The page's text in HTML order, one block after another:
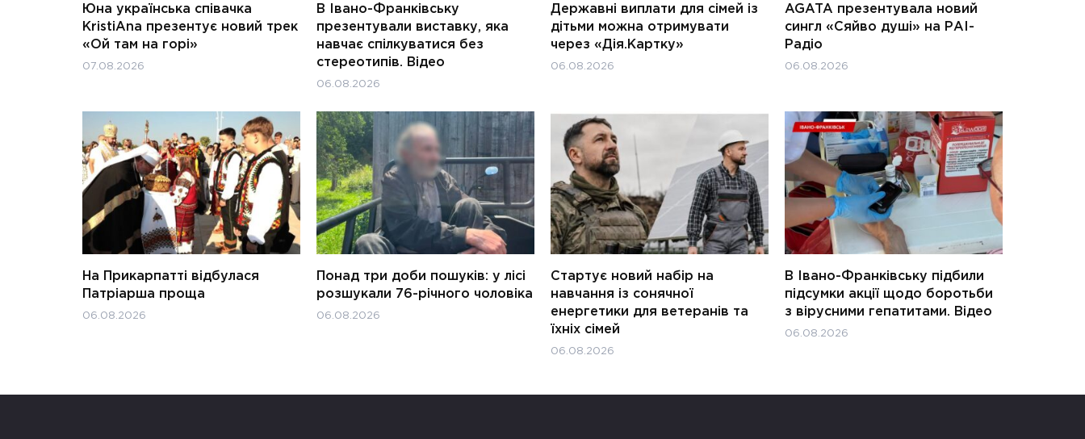
Юна українська співачка
KristiAna презентує новий трек
«Ой там на горі»
07.08.2026
В Івано-Франківську
презентували виставку, яка
навчає спілкуватися без
стереотипів. Відео
06.08.2026
Державні виплати для сімей із
дітьми можна отримувати
через «Дія.Картку»
06.08.2026
AGATA презентувала новий
сингл «Сяйво душі» на РАІ-
Радіо
06.08.2026
На Прикарпатті відбулася
Патріарша проща
06.08.2026
Понад три доби пошуків: у лісі
розшукали 76-річного чоловіка
06.08.2026
Стартує новий набір на
навчання із сонячної
енергетики для ветеранів та
їхніх сімей
06.08.2026
В Івано-Франківську підбили
підсумки акції щодо боротьби
з вірусними гепатитами. Відео
06.08.2026